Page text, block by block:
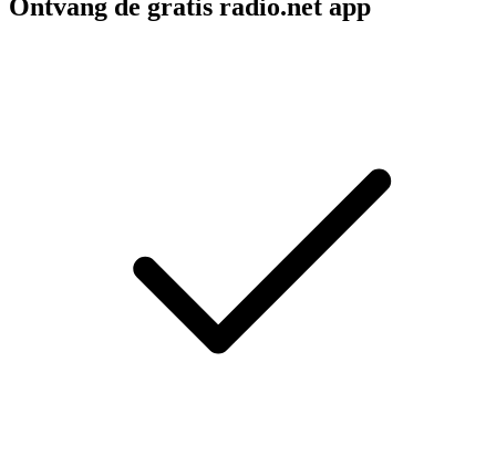
Ontvang de gratis radio.net app